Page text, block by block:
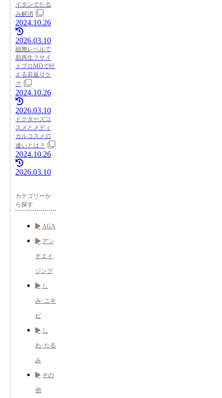
イタンでたる
み解消
2024.10.26
2026.03.10
細胞レベルで
肌再生？サイ
トプロMDで叶
える若返りケ
ア
2024.10.26
2026.03.10
ドクターズコ
スメとメディ
カルコスメの
違いとは？
2024.10.26
2026.03.10
カテゴリーか
ら探す
AGA
アン
チエイ
ジング
し
み･ニキ
ビ
し
わ･たる
み
その
他